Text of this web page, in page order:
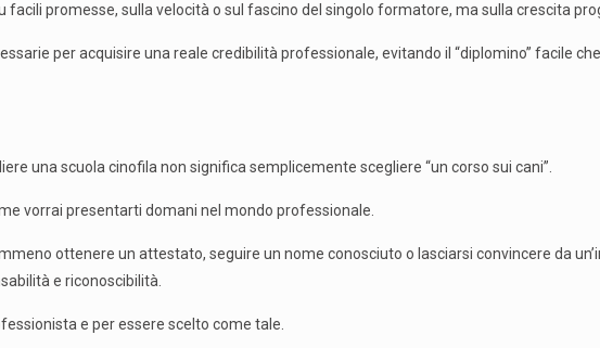
promesse, sulla velocità o sul fascino del singolo formatore, ma sulla crescita
per acquisire una reale credibilità professionale, evitando il “diplomino” facile
una scuola cinofila non significa semplicemente scegliere “un corso sui cani”.
vorrai presentarti domani nel mondo professionale.
ottenere un attestato, seguire un nome conosciuto o lasciarsi convincere da
e riconoscibilità.
e per essere scelto come tale.